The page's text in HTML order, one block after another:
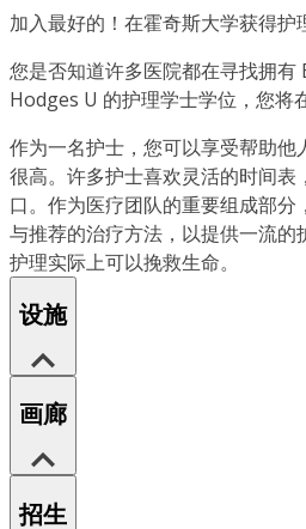
加入最好的！在霍奇斯大学获得护
您是否知道许多医院都在寻找拥有
Hodges U 的护理学士学位，您将
作为一名护士，您可以享受帮助
很高。许多护士喜欢灵活的时间表
口。作为医疗团队的重要组成部
与推荐的治疗方法，以提供一流的
护理实际上可以挽救生命。
设施
画廊
招生